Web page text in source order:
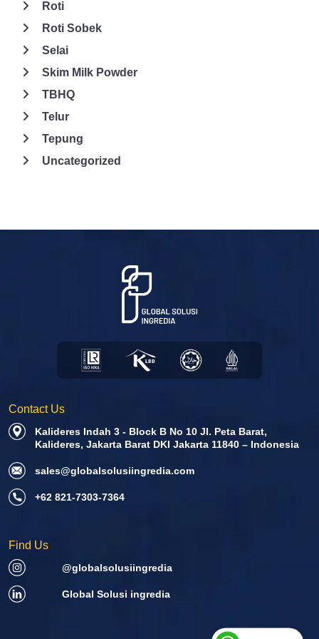
Roti
Roti Sobek
Selai
Skim Milk Powder
TBHQ
Telur
Tepung
Uncategorized
Contact Us
Kalideres Indah 3 - Block B No 10 Jl. Peta Barat,
Kalideres, Jakarta Barat DKI Jakarta 11840 – Indonesia
sales@globalsolusiingredia.com
+62 821-7303-7364
Find Us
@globalsolusiingredia
Global Solusi ingredia